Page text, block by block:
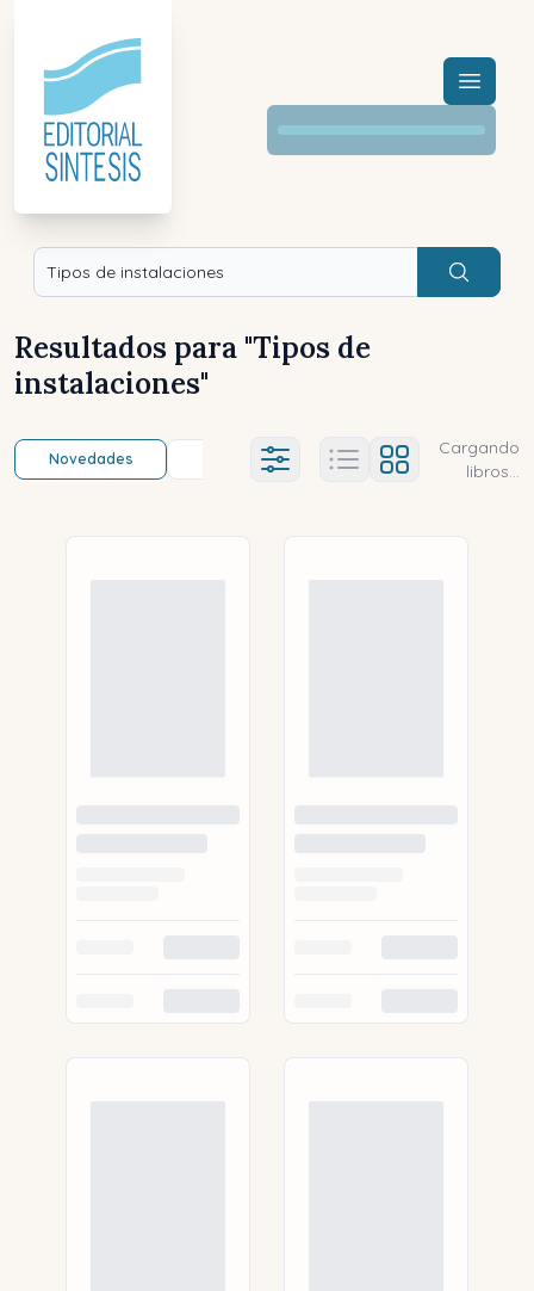
Menú
Buscar
Resultados para "Tipos de
instalaciones"
Novedades Título (a-z) Título (z-a)
Ajustes abierto
Cargando
libros...